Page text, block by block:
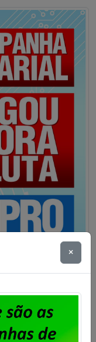
prazo
de
para
2025
×